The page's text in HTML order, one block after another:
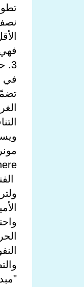
3. حسابات جيوسياسيّة